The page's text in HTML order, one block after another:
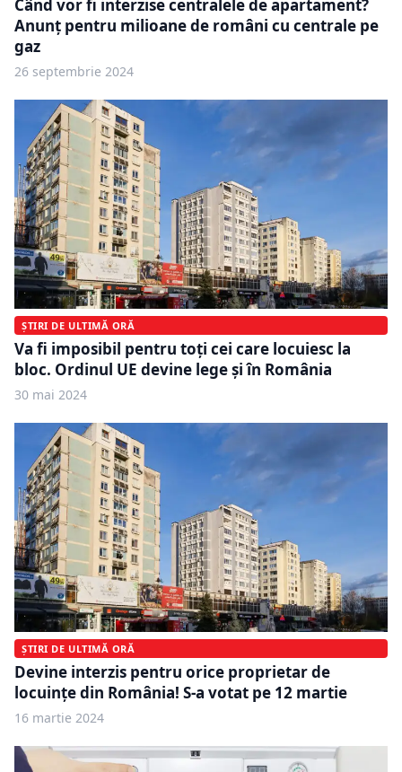
Când vor fi interzise centralele de apartament?
Anunț pentru milioane de români cu centrale pe
gaz
26 septembrie 2024
ȘTIRI DE ULTIMĂ ORĂ
Va fi imposibil pentru toți cei care locuiesc la
bloc. Ordinul UE devine lege și în România
30 mai 2024
ȘTIRI DE ULTIMĂ ORĂ
Devine interzis pentru orice proprietar de
locuințe din România! S-a votat pe 12 martie
16 martie 2024